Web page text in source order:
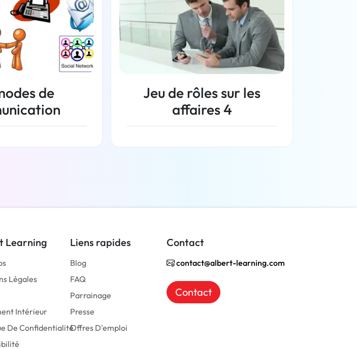
de
Jeu de rôles sur les
affaires 4
Learning
Légales
Intérieur
De Confidentialité
Liens rapides
Blog
FAQ
Parrainage
Presse
Offres D'emploi
Contact
contact@albert-learning.com
Contact